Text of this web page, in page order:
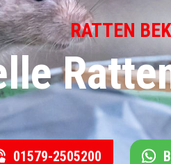
RATTEN
01579-2505200